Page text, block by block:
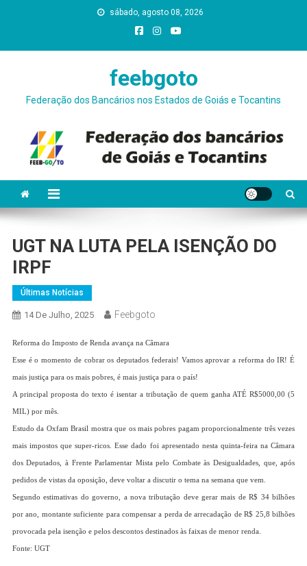
sábado, agosto 08, 2026
feebgoto
Federação dos Bancários nos Estados de Goiás e Tocantins
UGT NA LUTA PELA ISENÇÃO DO
IRPF
Últimas Notícias
14 De Julho, 2025 Feebgoto
Reforma do Imposto de Renda avança na Câmara
Esse é o momento de cobrar os deputados federais! Vamos aprovar a reforma do IR! É
mais justiça para os mais pobres, é mais justiça para o país!
A principal proposta do texto é isentar a tributação de quem ganha ATÉ R$5000,00 (5
MIL) por mês.
Estudo da Oxfam Brasil mostra que os mais pobres pagam proporcionalmente três vezes
mais impostos que super-ricos. Esse dado foi apresentado nesta quinta-feira na Câmara
dos Deputados, à Frente Parlamentar Mista pelo Combate às Desigualdades, que, após
pedidos de vistas da oposição, deve voltar a discutir o tema na semana que vem.
Segundo estimativas do governo, a nova tributação deve gerar mais de R$ 34 bilhões
por ano, montante suficiente para compensar a perda de arrecadação de R$ 25,8 bilhões
provocada pela isenção e pelos descontos destinados às faixas de menor renda.
Fonte: UGT